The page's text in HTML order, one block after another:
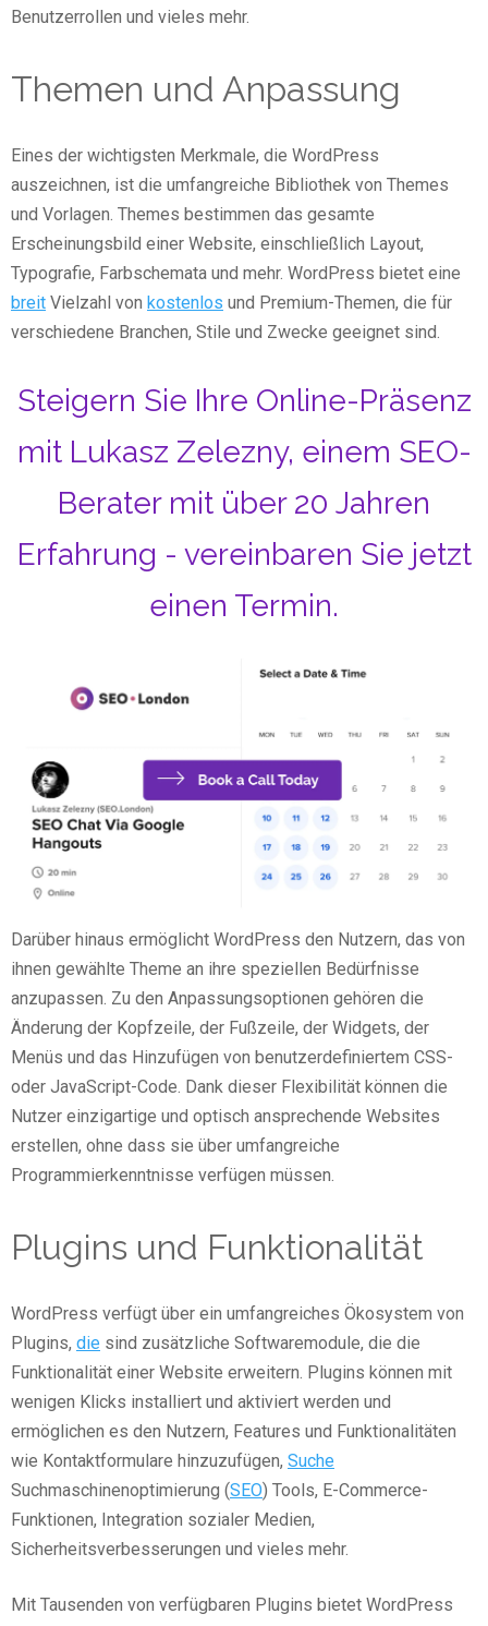
Benutzerrollen und vieles mehr.
Themen und Anpassung
Eines der wichtigsten Merkmale, die WordPress
auszeichnen, ist die umfangreiche Bibliothek von Themes
und Vorlagen. Themes bestimmen das gesamte
Erscheinungsbild einer Website, einschließlich Layout,
Typografie, Farbschemata und mehr. WordPress bietet eine
breit Vielzahl von kostenlos und Premium-Themen, die für
verschiedene Branchen, Stile und Zwecke geeignet sind.
Steigern Sie Ihre Online-Präsenz
mit Lukasz Zelezny, einem SEO-
Berater mit über 20 Jahren
Erfahrung - vereinbaren Sie jetzt
einen Termin.
Darüber hinaus ermöglicht WordPress den Nutzern, das von
ihnen gewählte Theme an ihre speziellen Bedürfnisse
anzupassen. Zu den Anpassungsoptionen gehören die
Änderung der Kopfzeile, der Fußzeile, der Widgets, der
Menüs und das Hinzufügen von benutzerdefiniertem CSS-
oder JavaScript-Code. Dank dieser Flexibilität können die
Nutzer einzigartige und optisch ansprechende Websites
erstellen, ohne dass sie über umfangreiche
Programmierkenntnisse verfügen müssen.
Plugins und Funktionalität
WordPress verfügt über ein umfangreiches Ökosystem von
Plugins, die sind zusätzliche Softwaremodule, die die
Funktionalität einer Website erweitern. Plugins können mit
wenigen Klicks installiert und aktiviert werden und
ermöglichen es den Nutzern, Features und Funktionalitäten
wie Kontaktformulare hinzuzufügen, Suche
Suchmaschinenoptimierung (SEO) Tools, E-Commerce-
Funktionen, Integration sozialer Medien,
Sicherheitsverbesserungen und vieles mehr.
Mit Tausenden von verfügbaren Plugins bietet WordPress